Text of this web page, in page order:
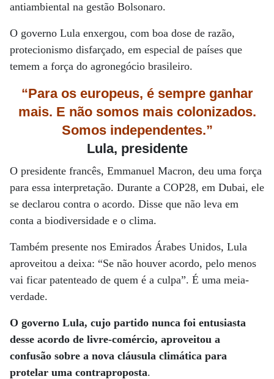
antiambiental na gestão Bolsonaro.
O governo Lula enxergou, com boa dose de razão,
protecionismo disfarçado, em especial de países que
temem a força do agronegócio brasileiro.
“Para os europeus, é sempre ganhar
mais. E não somos mais colonizados.
Somos independentes.”
Lula, presidente
O presidente francês, Emmanuel Macron, deu uma força
para essa interpretação. Durante a COP28, em Dubai, ele
se declarou contra o acordo. Disse que não leva em
conta a biodiversidade e o clima.
Também presente nos Emirados Árabes Unidos, Lula
aproveitou a deixa: “Se não houver acordo, pelo menos
vai ficar patenteado de quem é a culpa”. É uma meia-
verdade.
O governo Lula, cujo partido nunca foi entusiasta
desse acordo de livre-comércio, aproveitou a
confusão sobre a nova cláusula climática para
protelar uma contraproposta.